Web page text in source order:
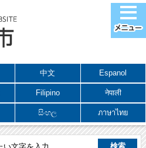
中文 Espanol
Filipino नेपाली
සිංහල ภาษาไทย